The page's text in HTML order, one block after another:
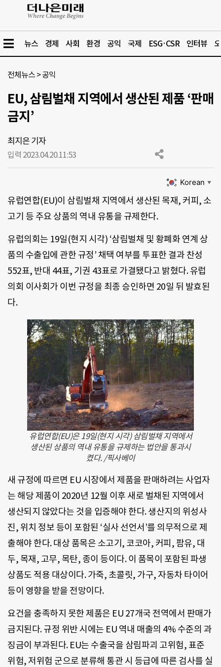
뉴스 경제 사회 환경 공익 국제 ESG·CSR 인터뷰
전체뉴스 >공익
EU, 삼림벌채 지역에서 생산된 제품 ‘판매
금지’
최지은 기자
입력 2023.04.20.11:53
Korean ▼
유럽연합(EU)이 삼림벌채 지역에서 생산된 목재, 커피, 소
고기 등 주요 상품의 역내 유통을 규제한다.
유럽의회는 19일(현지 시각) ‘삼림벌채 및 황폐화 연계 상
품의 수출입에 관한 규정’ 채택 여부를 투표한 결과 찬성
552표, 반대 44표, 기권 43표로 가결됐다고 밝혔다. 유럽
의회 이사회가 이번 규정을 최종 승인하면 20일 뒤 발효된
다.
유럽연합(EU)은 19일(현지 시각) 삼림벌채 지역에서
생산된 상품의 역내 유통을 규제하는 법안을 통과시
켰다. /픽사베이
새 규정에 따르면 EU 시장에서 제품을 판매하려는 사업자
는 해당 제품이 2020년 12월 이후 새로 벌채된 지역에서
생산되지 않았다는 것을 입증해야 한다. 생산지의 위성사
진, 위치 정보 등이 포함된 ‘실사 선언서’를 의무적으로 제
출해야 한다. 대상 품목은 소고기, 코코아, 커피, 팜유, 대
두, 목재, 고무, 목탄, 종이 등이다. 이 품목이 포함된 파생
상품도 적용 대상이다. 가죽, 초콜릿, 가구, 자동차 타이어
등이 영향을 받을 전망이다.
요건을 충족하지 못한 제품은 EU 27개국 전역에서 판매가
금지된다. 규정 위반 시에는 EU 역내 매출의 4% 수준의 과
징금이 부과된다. EU는 수출국을 삼림파괴 고위험, 표준
위험, 저위험 군으로 분류해 통관 시 등급에 따른 검사를 실